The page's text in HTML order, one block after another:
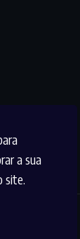
a sua
site.